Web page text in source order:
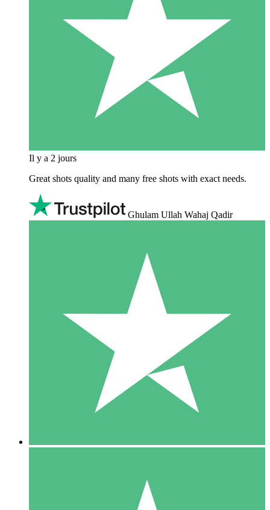
Il y a 2 jours
Great shots quality and many free shots with exact needs.
Ghulam Ullah Wahaj Qadir